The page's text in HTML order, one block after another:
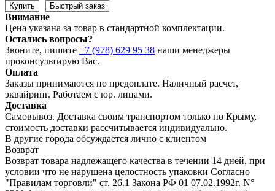
Купить Быстрый заказ
Внимание
Цена указана за товар в стандартной комплектации.
Остались вопросы?
Звоните, пишите +7 (978) 629 95 38 наши менеджеры
проконсультирую Вас.
Оплата
Заказы принимаются по предоплате. Наличный расчет,
эквайринг. Работаем с юр. лицами.
Доставка
Самовывоз. Доставка своим транспортом только по Крыму,
стоимость доставки рассчитывается индивидуально.
В другие города обсуждается лично с клиентом
Возврат
Возврат товара надлежащего качества в течении 14 дней, при
условии что не нарушена целостность упаковки Согласно
"Правилам торговли" ст. 26.1 Закона РФ 01 07.02.1992г. N°